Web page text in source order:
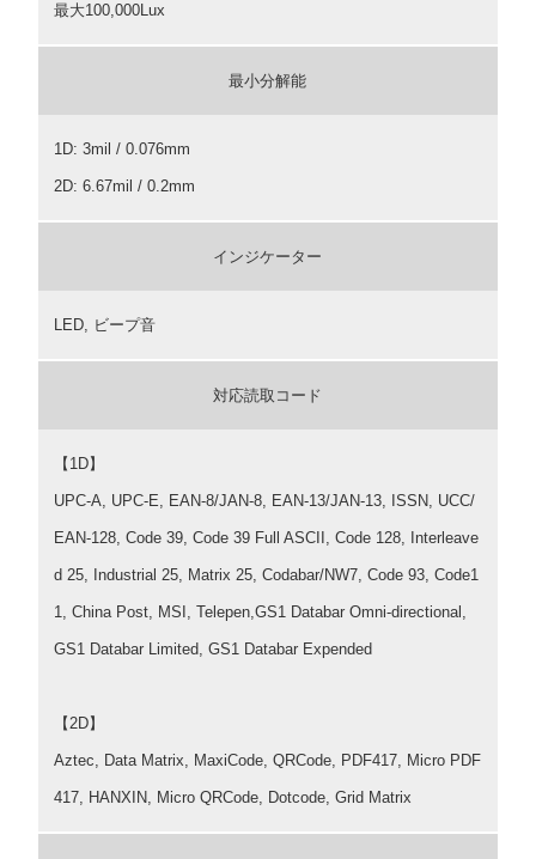
最大100,000Lux
最小分解能
1D: 3mil / 0.076mm
2D: 6.67mil / 0.2mm
インジケーター
LED, ビープ音
対応読取コード
【1D】
UPC-A, UPC-E, EAN-8/JAN-8, EAN-13/JAN-13, ISSN, UCC/
EAN-128, Code 39, Code 39 Full ASCII, Code 128, Interleave
d 25, Industrial 25, Matrix 25, Codabar/NW7, Code 93, Code1
1, China Post, MSI, Telepen,GS1 Databar Omni-directional,
GS1 Databar Limited, GS1 Databar Expended
【2D】
Aztec, Data Matrix, MaxiCode, QRCode, PDF417, Micro PDF
417, HANXIN, Micro QRCode, Dotcode, Grid Matrix